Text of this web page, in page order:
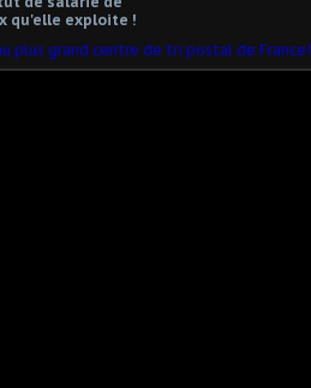
qu'elle exploite !
plus grand centre de tri postal de France!